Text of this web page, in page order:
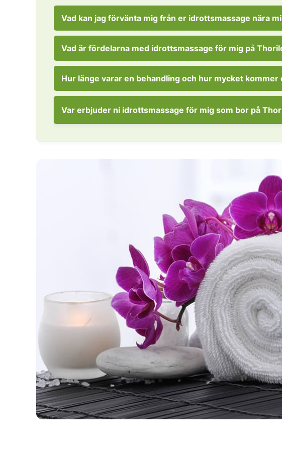
Vad kan jag förvänta mig från er idrottsmassage nära
Vad är fördelarna med idrottsmassage för mig på
Hur länge varar en behandling och hur mycket
Var erbjuder ni idrottsmassage för mig som bor på
I kvarteren kring/vid bland annat:
Sankt Erikspalatset
Sankt Görans Sjukhus
Sportpalatset
Stadshagen
Stadshuset
Stockholms rådhus
Marieberg
Rålambshovsparken
Hornsberg
Hornsbergs Strand
Kristinebergsparken